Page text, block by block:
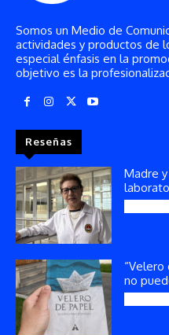
Somos un Medio de
actividades y productos de
especial énfasis en la
objetivo es la
Reseñas
Madre
no